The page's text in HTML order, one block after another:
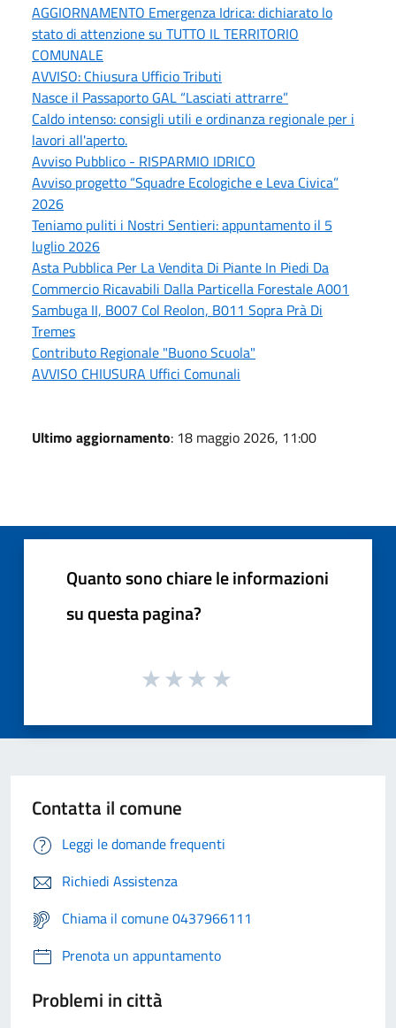
AGGIORNAMENTO Emergenza Idrica: dichiarato lo
stato di attenzione su TUTTO IL TERRITORIO
COMUNALE
AVVISO: Chiusura Ufficio Tributi
Nasce il Passaporto GAL “Lasciati attrarre”
Caldo intenso: consigli utili e ordinanza regionale per i
lavori all'aperto.
Avviso Pubblico - RISPARMIO IDRICO
Avviso progetto “Squadre Ecologiche e Leva Civica”
2026
Teniamo puliti i Nostri Sentieri: appuntamento il 5
luglio 2026
Asta Pubblica Per La Vendita Di Piante In Piedi Da
Commercio Ricavabili Dalla Particella Forestale A001
Sambuga II, B007 Col Reolon, B011 Sopra Prà Di
Tremes
Contributo Regionale "Buono Scuola"
AVVISO CHIUSURA Uffici Comunali
Ultimo aggiornamento: 18 maggio 2026, 11:00
Quanto sono chiare le informazioni
su questa pagina?
Contatta il comune
Leggi le domande frequenti
Richiedi Assistenza
Chiama il comune 0437966111
Prenota un appuntamento
Problemi in città